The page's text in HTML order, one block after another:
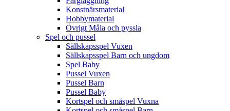
Konstnärsmaterial
Hobbymaterial
Övrigt Måla och pyssla
Spel och pussel
Sällskapsspel Vuxen
Sällskapsspel Barn och ungdom
Spel Baby
Pussel Vuxen
Pussel Barn
Pussel Baby
Kortspel och småspel Vuxna